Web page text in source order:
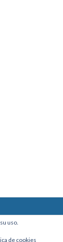
101 - La Paz, Bolivia
uso.
de cookies